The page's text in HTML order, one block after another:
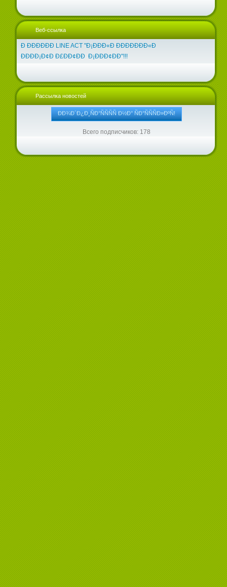
Веб-ссылка
Ð ÐÐÐÐÐÐ LINE ACT "Ð¡ÐÐÐ«Ð ÐÐÐÐÐÐÐ«Ð
ÐÐÐÐ¡Ð¢Ð Ð£ÐÐ¢ÐÐ Ð¡ÐÐÐ¢ÐÐ"!!!
Рассылка новостей
Всего подписчиков: 178